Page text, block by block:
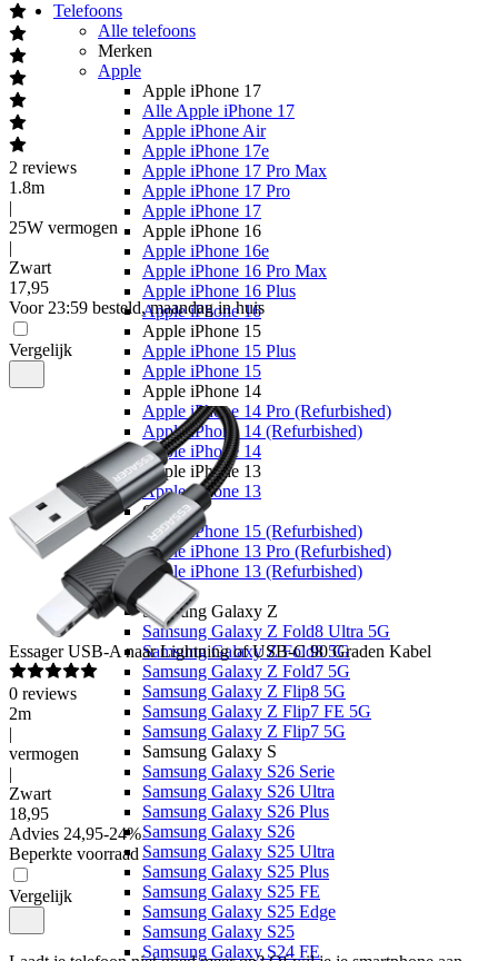
Telefoons
Alle telefoons
Merken
Apple
Apple iPhone 17
Alle Apple iPhone 17
Apple iPhone Air
Apple iPhone 17e
Apple iPhone 17 Pro Max
Apple iPhone 17 Pro
Apple iPhone 17
Apple iPhone 16
Apple iPhone 16e
Apple iPhone 16 Pro Max
Apple iPhone 16 Plus
Apple iPhone 16
Apple iPhone 15
Apple iPhone 15 Plus
Apple iPhone 15
Apple iPhone 14
Apple iPhone 14 Pro (Refurbished)
Apple iPhone 14 (Refurbished)
Apple iPhone 14
Apple iPhone 13
Apple iPhone 13
Overige
Apple iPhone 15 (Refurbished)
Apple iPhone 13 Pro (Refurbished)
Apple iPhone 13 (Refurbished)
Samsung
Samsung Galaxy Z
Samsung Galaxy Z Fold8 Ultra 5G
Samsung Galaxy Z Fold8 5G
Samsung Galaxy Z Fold7 5G
Samsung Galaxy Z Flip8 5G
Samsung Galaxy Z Flip7 FE 5G
Samsung Galaxy Z Flip7 5G
Samsung Galaxy S
Samsung Galaxy S26 Serie
Samsung Galaxy S26 Ultra
Samsung Galaxy S26 Plus
Samsung Galaxy S26
Samsung Galaxy S25 Ultra
Samsung Galaxy S25 Plus
Samsung Galaxy S25 FE
Samsung Galaxy S25 Edge
Samsung Galaxy S25
Samsung Galaxy S24 FE
2 reviews
1.8m
|
25W vermogen
|
Zwart
17,95
Voor 23:59 besteld, maandag in huis
Vergelijk
Essager USB-A naar Lightning of USB-C 90 Graden Kabel
0 reviews
2m
|
vermogen
|
Zwart
18,95
Advies 24,95-24%
Beperkte voorraad
Vergelijk